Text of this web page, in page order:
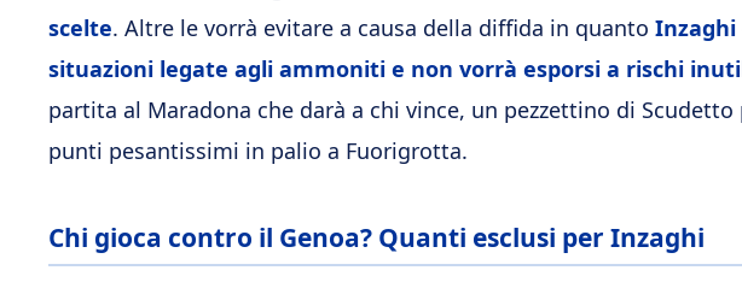
scelte. Altre le vorrà evitare a causa della diffida in quanto
situazioni legate agli ammoniti e non vorrà esporsi a rischi
partita al Maradona che darà a chi vince, un pezzettino di
punti pesantissimi in palio a Fuorigrotta.
Chi gioca contro il Genoa? Quanti esclusi per Inzaghi